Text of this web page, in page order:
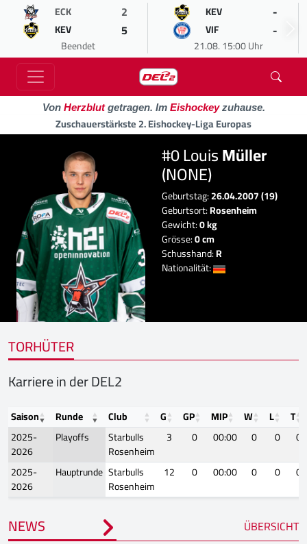
ECK 2
KEV 5
Beendet
KEV -
VIF -
21.08. 15:00 Uhr
Von Herzblutgetragen. Im Eishockeyzuhause.
Zuschauerstärkste 2. Eishockey-Liga Europas
#0 LouisMüller
(NONE)
Geburtstag:26.04.2007 (19)
Geburtsort:Rosenheim
Gewicht:0 kg
Grösse:0 cm
Schusshand:R
Nationalität:
TORHÜTER
Karriere in der DEL2
Saison Runde Club G GP MIP W L
T
2025-
2026
Playoffs
Starbulls
Rosenheim
3 0 00:00 0 0
0
2025-
2026
Hauptrunde Starbulls
Rosenheim
12 0 00:00 0 0 0
NEWS ÜBERSICHT